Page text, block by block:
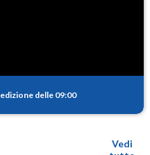
edizione delle 09:00
Vedi